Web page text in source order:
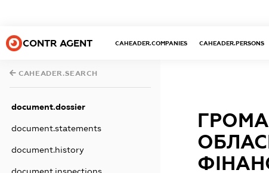
CONTR AGENT CAHEADER.COMPANIES CAHEADER.PERSONS
CAHEADER.SEARCH
document.dossier
document.statements
document.history